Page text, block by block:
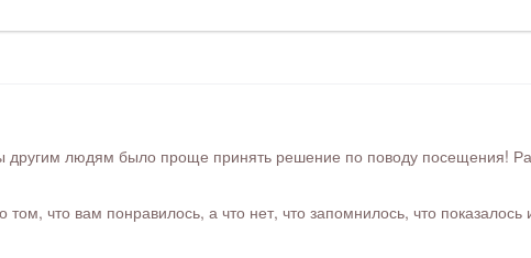
людям было проще принять решение по поводу посещения!
что вам понравилось, а что нет, что запомнилось, что